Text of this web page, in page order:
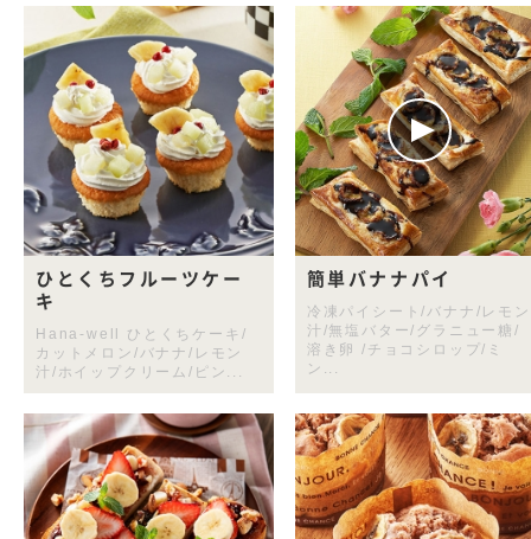
ひとくちフルーツケー
キ
Hana-well ひとくちケーキ/
カットメロン/バナナ/レモン
汁/ホイップクリーム/ピン...
簡単バナナパイ
冷凍パイシート/バナナ/レモン
汁/無塩バター/グラニュー糖/
溶き卵 /チョコシロップ/ミ
ン...